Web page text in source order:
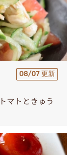
08/07 更新
マトときゅう